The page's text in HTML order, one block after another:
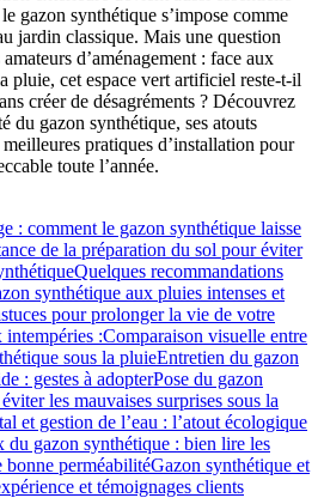
gazon synthétique s’impose comme
jardin classique. Mais une question
d’aménagement : face aux
pluie, cet espace vert artificiel reste-t-il
créer de désagréments ? Découvrez
du gazon synthétique, ses atouts
pratiques d’installation pour
toute l’année.
: comment le gazon synthétique laisse
de la préparation du sol pour éviter
Quelques recommandations
synthétique aux pluies intenses et
pour prolonger la vie de votre
:Comparaison visuelle entre
sous la pluieEntretien du gazon
: gestes à adopterPose du gazon
les mauvaises surprises sous la
et gestion de l’eau : l’atout écologique
du gazon synthétique : bien lire les
bonne perméabilitéGazon synthétique et
et témoignages clients